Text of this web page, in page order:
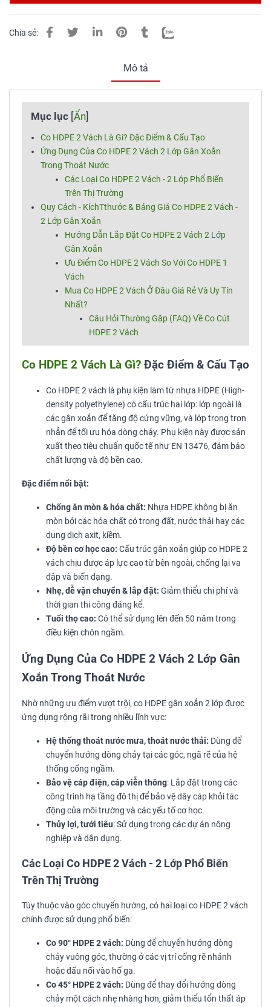
Chia sẻ:
Mô tả
Mục lục [Ẩn]
Co HDPE 2 Vách Là Gì? Đặc Điểm & Cấu Tạo
Ứng Dụng Của Co HDPE 2 Vách 2 Lớp Gân Xoắn
Trong Thoát Nước
Các Loại Co HDPE 2 Vách - 2 Lớp Phổ Biến
Trên Thị Trường
Quy Cách - KíchTthước & Bảng Giá Co HDPE 2 Vách -
2 Lớp Gân Xoắn
Hướng Dẫn Lắp Đặt Co HDPE 2 Vách 2 Lớp
Gân Xoắn
Ưu Điểm Co HDPE 2 Vách So Với Co HDPE 1
Vách
Mua Co HDPE 2 Vách Ở Đâu Giá Rẻ Và Uy Tín
Nhất?
Câu Hỏi Thường Gặp (FAQ) Về Co Cút
HDPE 2 Vách
Co HDPE 2 Vách Là Gì?Đặc Điểm & Cấu Tạo
Co HDPE 2 vách là phụ kiện làm từ nhựa HDPE (High-
density polyethylene) có cấu trúc hai lớp: lớp ngoài là
các gân xoắn để tăng độ cứng vững, và lớp trong trơn
nhẵn để tối ưu hóa dòng chảy. Phụ kiện này được sản
xuất theo tiêu chuẩn quốc tế như EN 13476, đảm bảo
chất lượng và độ bền cao.
Đặc điểm nổi bật:
Chống ăn mòn & hóa chất: Nhựa HDPE không bị ăn
mòn bởi các hóa chất có trong đất, nước thải hay các
dung dịch axit, kiềm.
Độ bền cơ học cao: Cấu trúc gân xoắn giúp co HDPE 2
vách chịu được áp lực cao từ bên ngoài, chống lại va
đập và biến dạng.
Nhẹ, dễ vận chuyển & lắp đặt: Giảm thiểu chi phí và
thời gian thi công đáng kể.
Tuổi thọ cao: Có thể sử dụng lên đến 50 năm trong
điều kiện chôn ngầm.
Ứng Dụng Của Co HDPE 2 Vách 2 Lớp Gân
Xoắn Trong Thoát Nước
Nhờ những ưu điểm vượt trội, co HDPE gân xoắn 2 lớp được
ứng dụng rộng rãi trong nhiều lĩnh vực:
Hệ thống thoát nước mưa, thoát nước thải: Dùng để
chuyển hướng dòng chảy tại các góc, ngã rẽ của hệ
thống cống ngầm.
Bảo vệ cáp điện, cáp viễn thông: Lắp đặt trong các
công trình hạ tầng đô thị để bảo vệ dây cáp khỏi tác
động của môi trường và các yếu tố cơ học.
Thủy lợi, tưới tiêu: Sử dụng trong các dự án nông
nghiệp và dân dụng.
Các Loại Co HDPE 2 Vách - 2 Lớp Phổ Biến
Trên Thị Trường
Tùy thuộc vào góc chuyển hướng, có hai loại co HDPE 2 vách
chính được sử dụng phổ biến:
Co 90° HDPE 2 vách: Dùng để chuyển hướng dòng
chảy vuông góc, thường ở các vị trí cống rẽ nhánh
hoặc đấu nối vào hố ga.
Co 45° HDPE 2 vách: Dùng để thay đổi hướng dòng
chảy một cách nhẹ nhàng hơn, giảm thiểu tổn thất áp